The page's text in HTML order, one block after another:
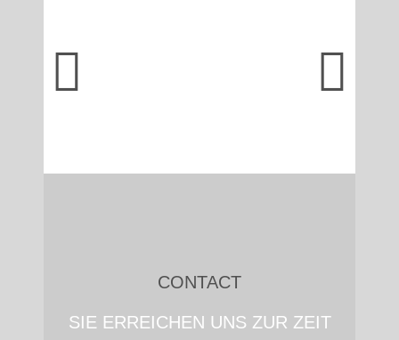
CONTACT
SIE ERREICHEN UNS ZUR ZEIT